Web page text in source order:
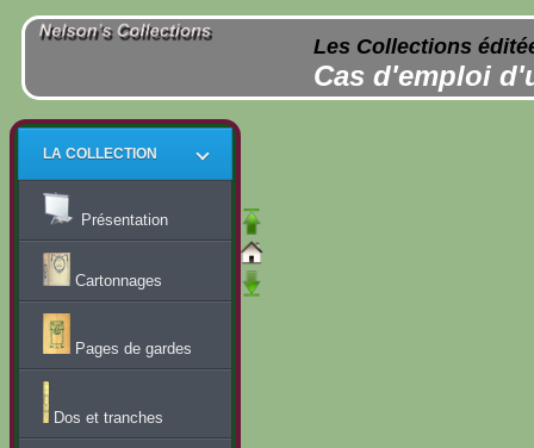
Les Collections
Cas d'emploi
LA COLLECTION
Présentation
Cartonnages
Pages de gardes
Dos et tranches